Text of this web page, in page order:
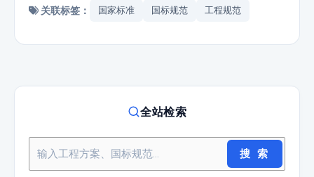
关联标签： 国家标准 国标规范 工程规范
全站检索
搜 索